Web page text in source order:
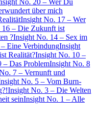
No. 20 – Wer Du
über mich
Insight No. 17 – Wer
– Die Zukunft ist
?Insight No. 14 – Sex im
Eine VerbindungInsight
Realität?Insight No. 10 –
– Das ProblemInsight No. 8
7 – Vernunft und
No. 5 – Vom Burn-
Insight No. 3 – Die Welten
seinInsight No. 1 – Alle